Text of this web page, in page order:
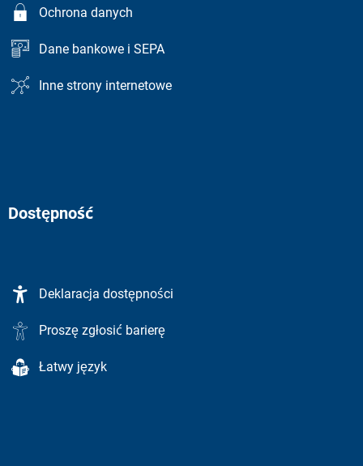
Ochrona danych
Dane bankowe i SEPA
Inne strony internetowe
Dostępność
Deklaracja dostępności
Proszę zgłosić barierę
Łatwy język